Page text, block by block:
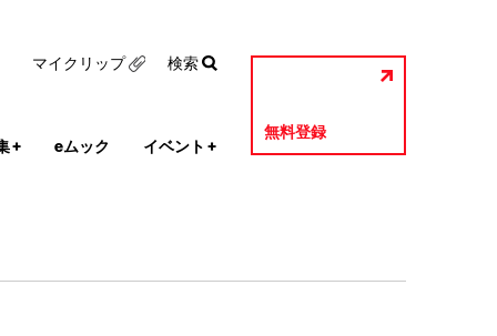
+ eムック イベント +
無料登録
マイクリップ 検索